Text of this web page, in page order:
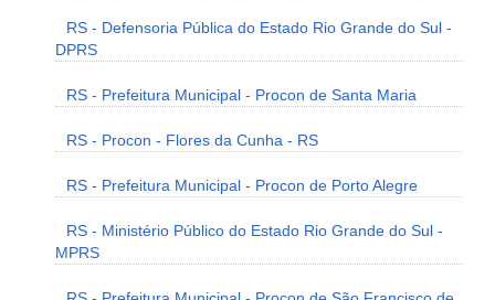
RS - Defensoria Pública do Estado Rio Grande do Sul -
DPRS
RS - Prefeitura Municipal - Procon de Santa Maria
RS - Procon - Flores da Cunha - RS
RS - Prefeitura Municipal - Procon de Porto Alegre
RS - Ministério Público do Estado Rio Grande do Sul -
MPRS